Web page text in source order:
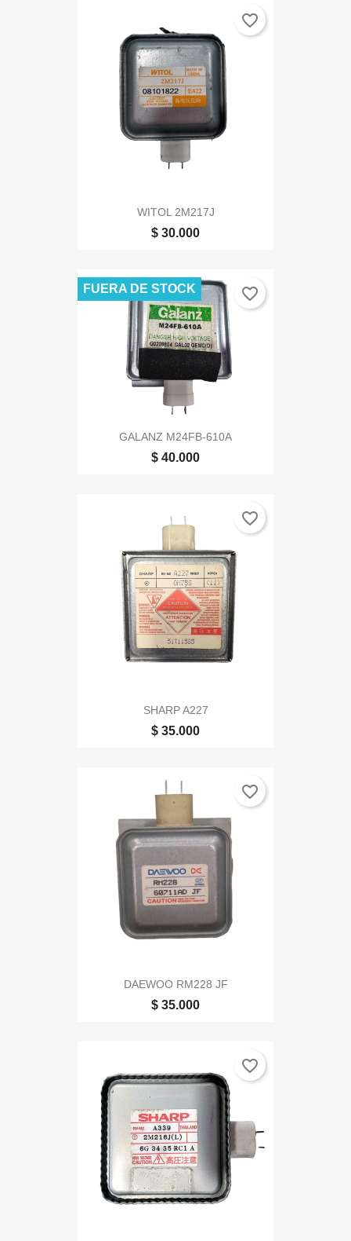
WITOL 2M217J
$ 30.000
favorite_border
GALANZ M24FB-610A
$ 40.000
FUERA DE STOCK favorite_border
SHARP A227
$ 35.000
favorite_border
DAEWOO RM228 JF
$ 35.000
favorite_border
favorite_border